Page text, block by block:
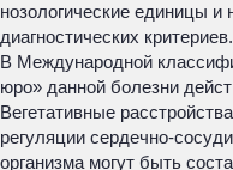
нозологические единицы
диагностических критериев.
В Международной
юро» данной болезни
Вегетативные
регуляции сердечно-
организма могут быть